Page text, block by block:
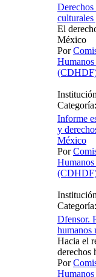
Derechos
culturales
El
México
Por
Categoría:
Informe
y
México
Por
Categoría:
Dfensor.
humanos
Hacia el
derechos
Por